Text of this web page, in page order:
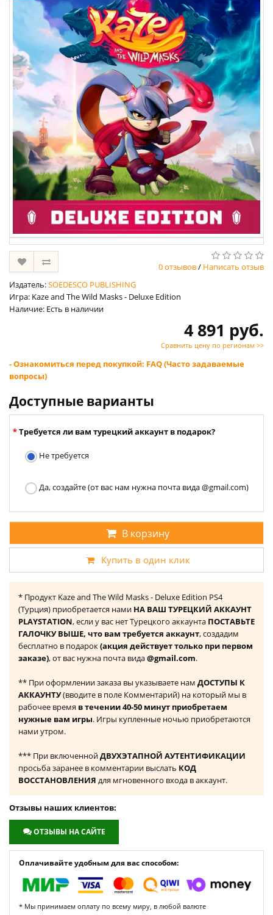
0 отзывов/ Написать отзыв
Издатель:SOEDESCO PUBLISHING
Игра: Kaze and The Wild Masks - Deluxe Edition
Наличие: Есть в наличии
4 891 руб.
Сравнить цену по регионам >>
- Ознакомиться перед покупкой: FAQ (Часто задаваемые
вопросы)
Доступные варианты
Требуется ли вам турецкий аккаунт в подарок?
Не требуется
Да, создайте (от вас нам нужна почта вида @gmail.com)
В корзину
Купить в один клик
* Продукт Kaze and The Wild Masks - Deluxe Edition PS4
(Турция) приобретается нами НА ВАШ ТУРЕЦКИЙ АККАУНТ
PLAYSTATION, если у вас нет Турецкого аккаунта ПОСТАВЬТЕ
ГАЛОЧКУ ВЫШЕ, что вам требуется аккаунт, создадим
бесплатно в подарок(акция действует только при первом
заказе), от вас нужна почта вида@gmail.com.
** При оформлении заказа вы указываете нам ДОСТУПЫ К
АККАУНТУ(вводите в поле Комментарий) на который мы в
рабочее время в течении 40-50 минут приобретаем
нужные вам игры. Игры купленные ночью приобретаются
нами утром.
*** При включеннойДВУХЭТАПНОЙ АУТЕНТИФИКАЦИИ
просьба заранее в комментарии выслать КОД
ВОССТАНОВЛЕНИЯ для мгновенного входа в аккаунт.
Отзывы наших клиентов:
ОТЗЫВЫ НА САЙТЕ
Оплачивайте удобным для вас способом:
* Мы принимаем оплату по всему миру, в любой валюте